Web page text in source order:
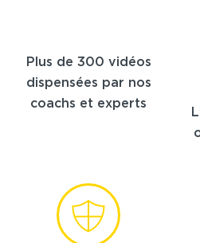
Plus de 300 vidéos
dispensées par nos
coachs et experts